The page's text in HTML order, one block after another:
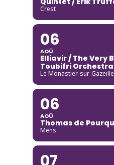
Crest
06
AOÛ
Elliavir / The Very
Toubifri Orchestra
Le Monastier-sur-Gazeille
06
AOÛ
Thomas de
Mens